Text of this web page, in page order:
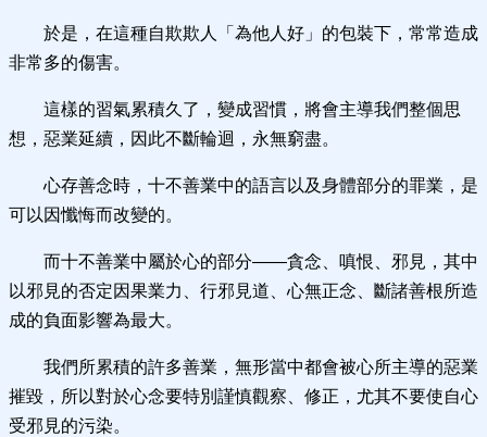
於是，在這種自欺欺人「為他人好」的包裝下，常常造成
非常多的傷害。
這樣的習氣累積久了，變成習慣，將會主導我們整個思
想，惡業延續，因此不斷輪迴，永無窮盡。
心存善念時，十不善業中的語言以及身體部分的罪業，是
可以因懺悔而改變的。
而十不善業中屬於心的部分——貪念、嗔恨、邪見，其中
以邪見的否定因果業力、行邪見道、心無正念、斷諸善根所造
成的負面影響為最大。
我們所累積的許多善業，無形當中都會被心所主導的惡業
摧毀，所以對於心念要特別謹慎觀察、修正，尤其不要使自心
受邪見的污染。